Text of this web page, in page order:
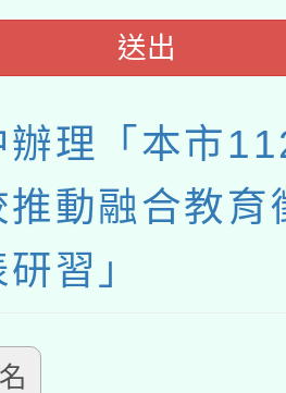
送出
辦理「本市
推動融合教育
習」